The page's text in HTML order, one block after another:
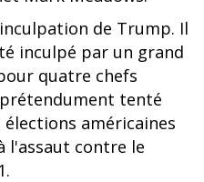
de Trump. Il
inculpé par un grand
quatre chefs
tenté
américaines
l'assaut contre le